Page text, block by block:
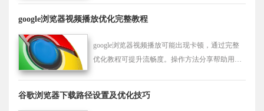
google浏览器视频播放优化完整教程
google浏览器视频播放可能出现卡顿，通过完整
优化教程可提升流畅度。操作方法分享帮助用户
谷歌浏览器下载路径设置及优化技巧